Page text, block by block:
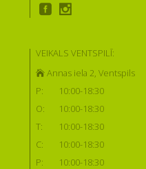
VEIKALS VENTSPILĪ:
Annas iela 2, Ventspils
P:
10:00-18:30
O:
10:00-18:30
T:
10:00-18:30
C:
10:00-18:30
P:
10:00-18:30